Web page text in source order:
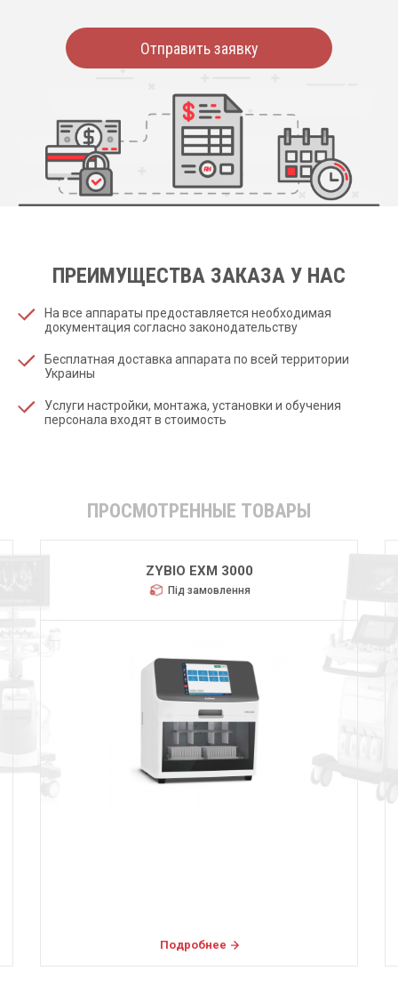
Отправить заявку
ПРЕИМУЩЕСТВА ЗАКАЗА У НАС
На все аппараты предоставляется необходимая
документация согласно законодательству
Бесплатная доставка аппарата по всей территории
Украины
Услуги настройки, монтажа, установки и обучения
персонала входят в стоимость
ПРОСМОТРЕННЫЕ ТОВАРЫ
ZYBIO EXM 3000
Під замовлення
Подробнее